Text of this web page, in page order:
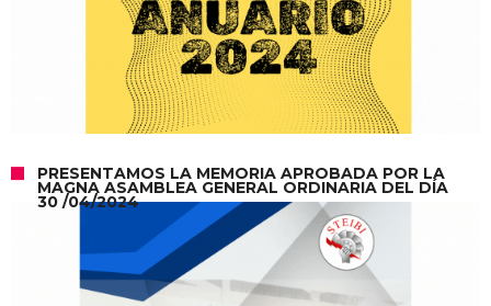
PRESENTAMOS LA MEMORIA APROBADA POR LA
MAGNA ASAMBLEA GENERAL ORDINARIA DEL DÍA
30 /04/2024